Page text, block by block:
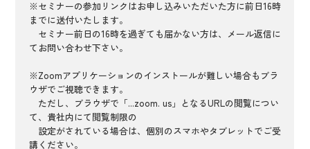
※セミナーの参加リンクはお申し込みいただいた方に前日16時
までに送付いたします。
セミナー前日の16時を過ぎても届かない方は、メール返信に
てお問い合わせ下さい。
※Zoomアプリケーションのインストールが難しい場合もブラ
ウザでご視聴できます。
ただし、ブラウザで「...zoom. us」となるURLの閲覧につい
て、貴社内にて閲覧制限の
設定がされている場合は、個別のスマホやタブレットでご受
講ください。